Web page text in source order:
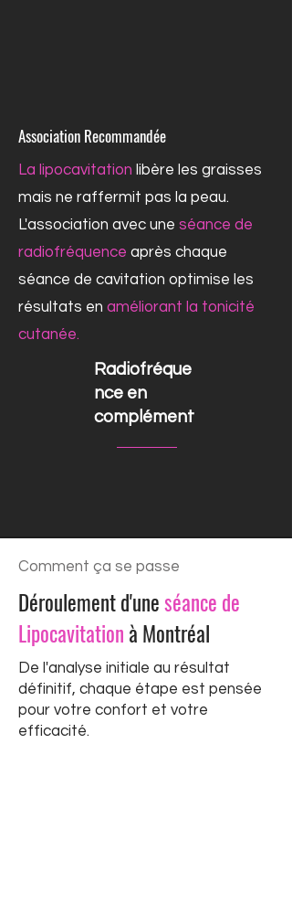
Association Recommandée
La lipocavitation libère les graisses
mais ne raffermit pas la peau.
L'association avec une séance de
radiofréquence après chaque
séance de cavitation optimise les
résultats en améliorant la tonicité
cutanée.
Radiofréque
nce en
complément
Comment ça se passe
Déroulement d'uneséance de
Lipocavitation à Montréal
De l'analyse initiale au résultat
définitif, chaque étape est pensée
pour votre confort et votre
efficacité.